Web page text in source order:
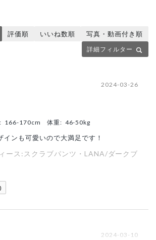
詳細フィルター
評価順 いいね数順 写真・動画付き順
2024-03-26
166-170cm 体重: 46-50kg
インも可愛いので大満足です！
ース:スクラブパンツ・LANA/ダークブ
2024-03-10